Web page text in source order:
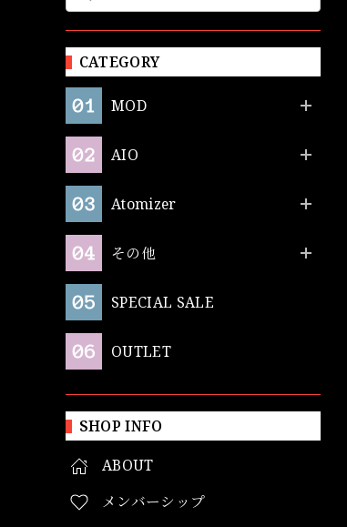
CATEGORY
MOD
AIO
Atomizer
その他
SPECIAL SALE
OUTLET
SHOP INFO
ABOUT
メンバーシップ